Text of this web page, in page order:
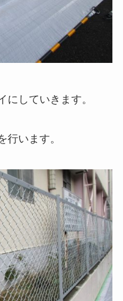
にしていきます。
行います。